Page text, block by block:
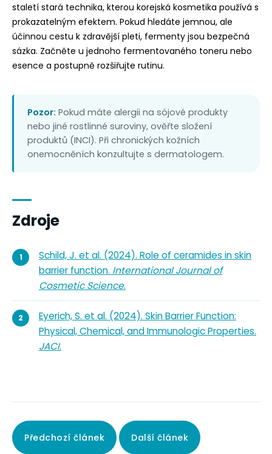
staletí stará technika, kterou korejská kosmetika používá s
prokazatelným efektem. Pokud hledáte jemnou, ale
účinnou cestu k zdravější pleti, fermenty jsou bezpečná
sázka. Začněte u jednoho fermentovaného toneru nebo
esence a postupně rozšiřujte rutinu.
Pozor: Pokud máte alergii na sójové produkty
nebo jiné rostlinné suroviny, ověřte složení
produktů (INCI). Při chronických kožních
onemocněních konzultujte s dermatologem.
Zdroje
Schild, J. et al. (2024). Role of ceramides in skin
barrier function. International Journal of
Cosmetic Science.
Eyerich, S. et al. (2024). Skin Barrier Function:
Physical, Chemical, and Immunologic Properties.
JACI.
Předchozí článek Další článek